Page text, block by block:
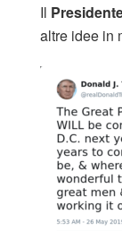
Il
altre idee in